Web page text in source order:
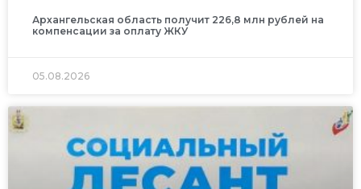
Архангельская область получит 226,8 млн рублей на
компенсации за оплату ЖКУ
05.08.2026